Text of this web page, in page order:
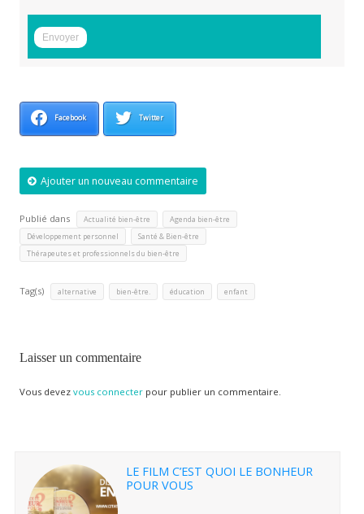
Facebook Twitter
Ajouter un nouveau commentaire
Publié dans Actualité bien-être Agenda bien-être
Développement personnel Santé & Bien-être
Thérapeutes et professionnels du bien-être
Tag(s) alternative bien-être. éducation enfant
Laisser un commentaire
Vous devez vous connecterpour publier un commentaire.
LE FILM C’EST QUOI LE BONHEUR
POUR VOUS